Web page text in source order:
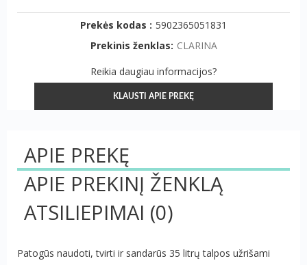
Prekės kodas : 5902365051831
Prekinis ženklas: CLARINA
Reikia daugiau informacijos?
KLAUSTI APIE PREKĘ
APIE PREKĘ
APIE PREKINĮ ŽENKLĄ
ATSILIEPIMAI (0)
Patogūs naudoti, tvirti ir sandarūs 35 litrų talpos užrišami